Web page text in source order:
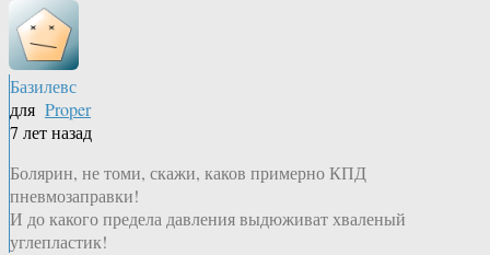
Базилевс
для Proper
7 лет назад
Болярин, не томи, скажи, каков примерно КПД
пневмозаправки!
И до какого предела давления выдюживат хваленый
углепластик!